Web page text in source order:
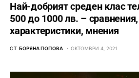
Най-добрият среден клас
500 до 1000 лв. – сравнения,
характеристики, мнения
ОТ БОРЯНА ПОПОВА ОКТОМВРИ 4, 2021